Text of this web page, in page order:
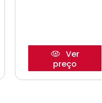
Ver
preço